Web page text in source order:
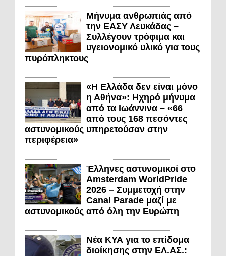
Μήνυμα ανθρωπιάς από
την ΕΑΣΥ Λευκάδας –
Συλλέγουν τρόφιμα και
υγειονομικό υλικό για τους
πυρόπληκτους
«Η Ελλάδα δεν είναι μόνο
η Αθήνα»: Ηχηρό μήνυμα
από τα Ιωάννινα – «66
από τους 168 πεσόντες
αστυνομικούς υπηρετούσαν στην
περιφέρεια»
Έλληνες αστυνομικοί στο
Amsterdam WorldPride
2026 – Συμμετοχή στην
Canal Parade μαζί με
αστυνομικούς από όλη την Ευρώπη
Νέα ΚΥΑ για το επίδομα
διοίκησης στην ΕΛ.ΑΣ.: